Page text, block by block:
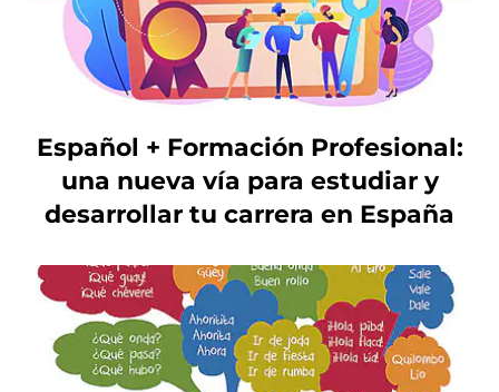
Español + Formación Profesional:
una nueva vía para estudiar y
desarrollar tu carrera en España